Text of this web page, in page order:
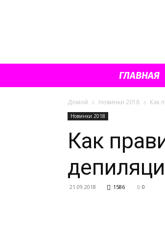
ГЛАВНАЯ
Домой Новинки 2018 Как
Новинки 2018
Как
21.09.2018 1586 0